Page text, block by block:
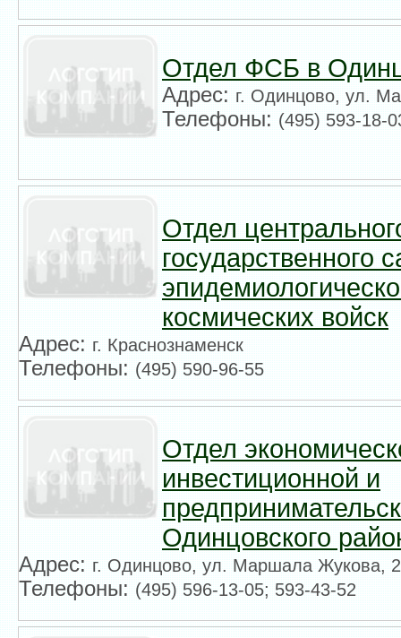
Отдел ФСБ в
Адрес:г. Одинцово, ул.
Телефоны:(495) 593-18-
Отдел
государственного
космических войск
Адрес:г. Краснознаменск
Телефоны:(495) 590-96-55
Отдел
инвестиционной и
Одинцовского
Адрес:г. Одинцово, ул. Маршала Жукова,
Телефоны:(495) 596-13-05; 593-43-52